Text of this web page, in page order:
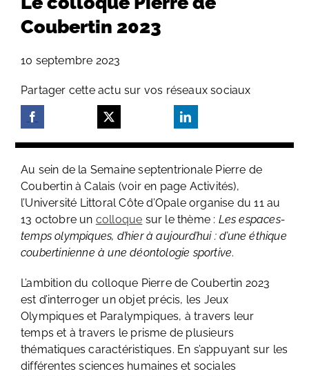
Centre de ressources
Adhérer & faire un don
Search
for:
Coubertin 2023
10 septembre 2023
Partager cette actu sur vos réseaux sociaux
Au sein de la Semaine septentrionale Pierre de
Coubertin à Calais (voir en page Activités),
l’Université Littoral Côte d’Opale organise du 11 au
13 octobre un colloque sur le thème : Les espaces-
temps olympiques, d’hier à aujourd’hui : d’une éthique
coubertinienne à une déontologie sportive.
L’ambition du colloque Pierre de Coubertin 2023
est d’interroger un objet précis, les Jeux
Olympiques et Paralympiques, à travers leur
temps et à travers le prisme de plusieurs
thématiques caractéristiques. En s’appuyant sur les
différentes sciences humaines et sociales